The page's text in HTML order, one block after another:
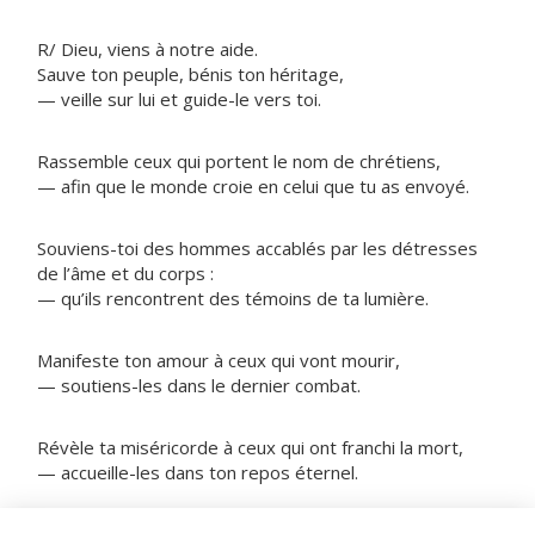
R/ Dieu, viens à notre aide.
Sauve ton peuple, bénis ton héritage,
— veille sur lui et guide-le vers toi.
Rassemble ceux qui portent le nom de chrétiens,
— afin que le monde croie en celui que tu as envoyé.
Souviens-toi des hommes accablés par les détresses
de l’âme et du corps :
— qu’ils rencontrent des témoins de ta lumière.
Manifeste ton amour à ceux qui vont mourir,
— soutiens-les dans le dernier combat.
Révèle ta miséricorde à ceux qui ont franchi la mort,
— accueille-les dans ton repos éternel.